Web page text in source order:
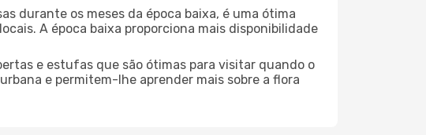
durante os meses da época baixa, é uma ótima
A época baixa proporciona mais disponibilidade
e estufas que são ótimas para visitar quando o
e permitem-lhe aprender mais sobre a flora